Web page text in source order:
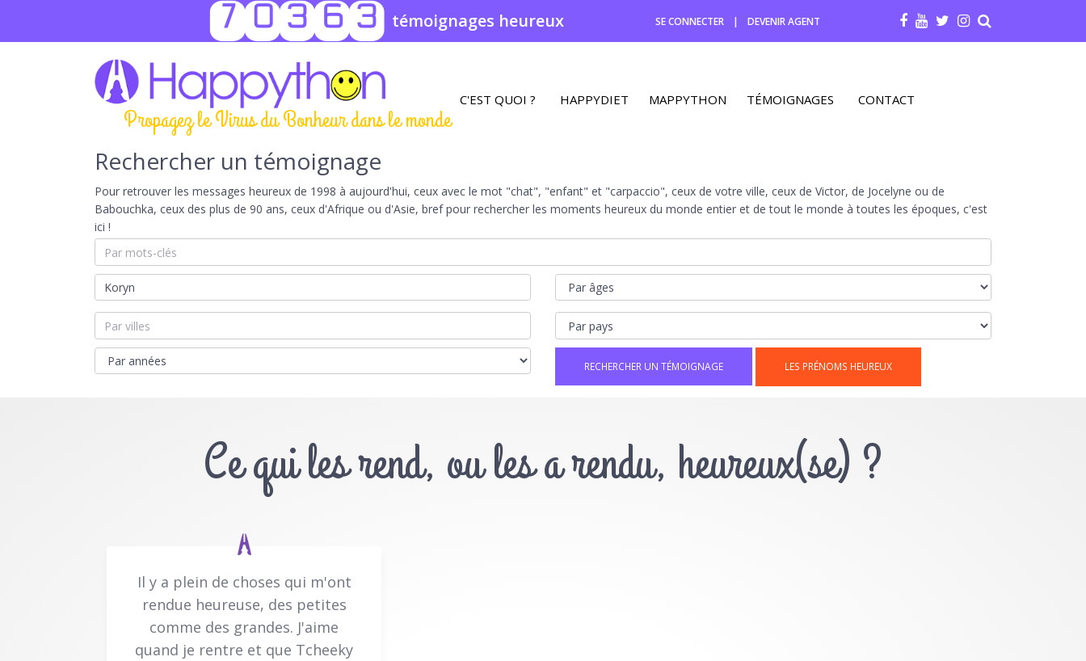
70363 témoignages heureux SE CONNECTER | DEVENIR AGENT
Propagez le Virus du Bonheur dans le monde
C'EST QUOI ? HAPPYDIET MAPPYTHON TÉMOIGNAGES CONTACT
Rechercher un témoignage
Pour retrouver les messages heureux de 1998 à aujourd'hui, ceux avec le mot "chat", "enfant" et "carpaccio", ceux de votre ville, ceux de Victor, de Jocelyne ou de
Babouchka, ceux des plus de 90 ans, ceux d'Afrique ou d'Asie, bref pour rechercher les moments heureux du monde entier et de tout le monde à toutes les époques, c'est
ici !
LES PRÉNOMS HEUREUX
Ce qui les rend, ou les a rendu, heureux(se) ?
Il y a plein de choses qui m'ont
rendue heureuse, des petites
comme des grandes. J'aime
quand je rentre et que Tcheeky